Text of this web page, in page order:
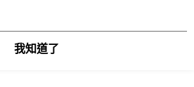
。
我知道了